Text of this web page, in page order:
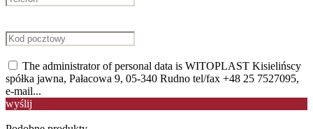
The administrator of personal data is WITOPLAST Kisielińscy
spółka jawna, Pałacowa 9, 05-340 Rudno tel/fax +48 25 7527095,
e-mail...
wyślij